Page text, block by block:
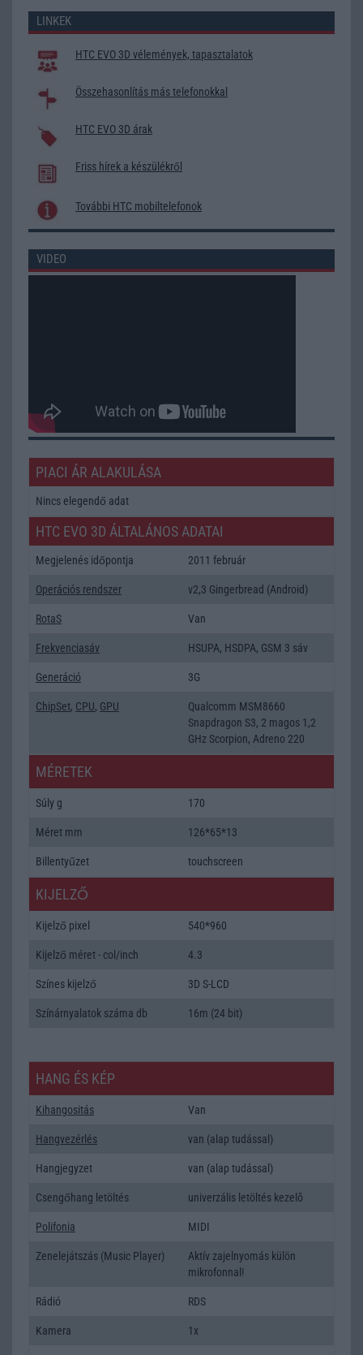
LINKEK
HTC EVO 3D vélemények, tapasztalatok
Összehasonlítás más telefonokkal
HTC EVO 3D árak
Friss hírek a készülékről
További HTC mobiltelefonok
VIDEO
PIACI ÁR ALAKULÁSA
Nincs elegendő adat
HTC EVO 3D ÁLTALÁNOS ADATAI
Megjelenés időpontja 2011 február
Operációs rendszer v2,3 Gingerbread (Android)
RotaS Van
Frekvenciasáv HSUPA, HSDPA, GSM 3 sáv
Generáció 3G
ChipSet, CPU, GPU
Qualcomm MSM8660
Snapdragon S3, 2 magos 1,2
GHz Scorpion, Adreno 220
MÉRETEK
Súly g 170
Méret mm 126*65*13
Billentyűzet touchscreen
KIJELZŐ
Kijelző pixel 540*960
Kijelző méret - col/inch 4.3
Színes kijelző 3D S-LCD
Színárnyalatok száma db 16m (24 bit)
HANG ÉS KÉP
Kihangositás Van
Hangvezérlés van (alap tudással)
Hangjegyzet van (alap tudással)
Csengőhang letöltés univerzális letöltés kezelõ
Polifonia MIDI
Zenelejátszás (Music Player)
Aktív zajelnyomás külön
mikrofonnal!
Rádió RDS
Kamera 1x